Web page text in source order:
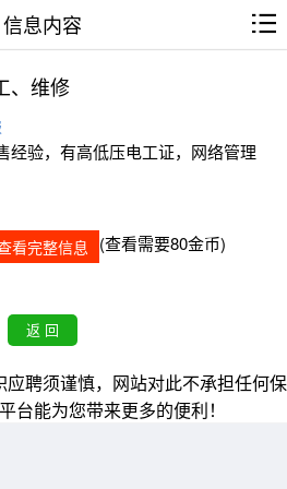
信息内容
、维修
经验，有高低压电工证，网络管理
看完整信息 (查看需要80金币)
聘须谨慎，网站对此不承担任何保
台能为您带来更多的便利！